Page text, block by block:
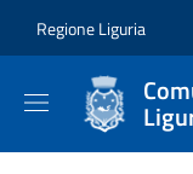
Regione Liguria